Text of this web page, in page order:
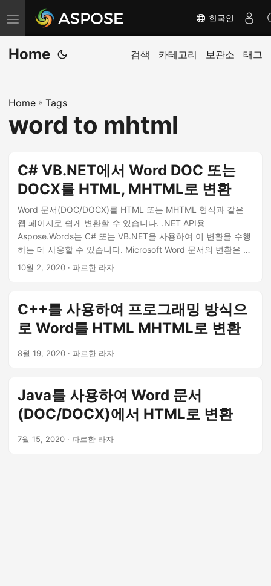
탐
색
전
한국인
Home 검색 카테고리 보관소 태그
Home » Tags
word to mhtml
C# VB.NET에서 Word DOC 또는
DOCX를 HTML, MHTML로 변환
Word 문서(DOC/DOCX)를 HTML 또는 MHTML 형식과 같은
웹 페이지로 쉽게 변환할 수 있습니다. .NET API용
Aspose.Words는 C# 또는 VB.NET을 사용하여 이 변환을 수행
하는 데 사용할 수 있습니다. Microsoft Word 문서의 변환은 널
리 사용되는 사용 사례이므로 변환을 위해 API에서 다양한 옵션
10월 2, 2020 · 파르한 라자
C++를 사용하여 프로그래밍 방식으
로 Word를 HTML MHTML로 변환
8월 19, 2020 · 파르한 라자
Java를 사용하여 Word 문서
(DOC/DOCX)에서 HTML로 변환
7월 15, 2020 · 파르한 라자